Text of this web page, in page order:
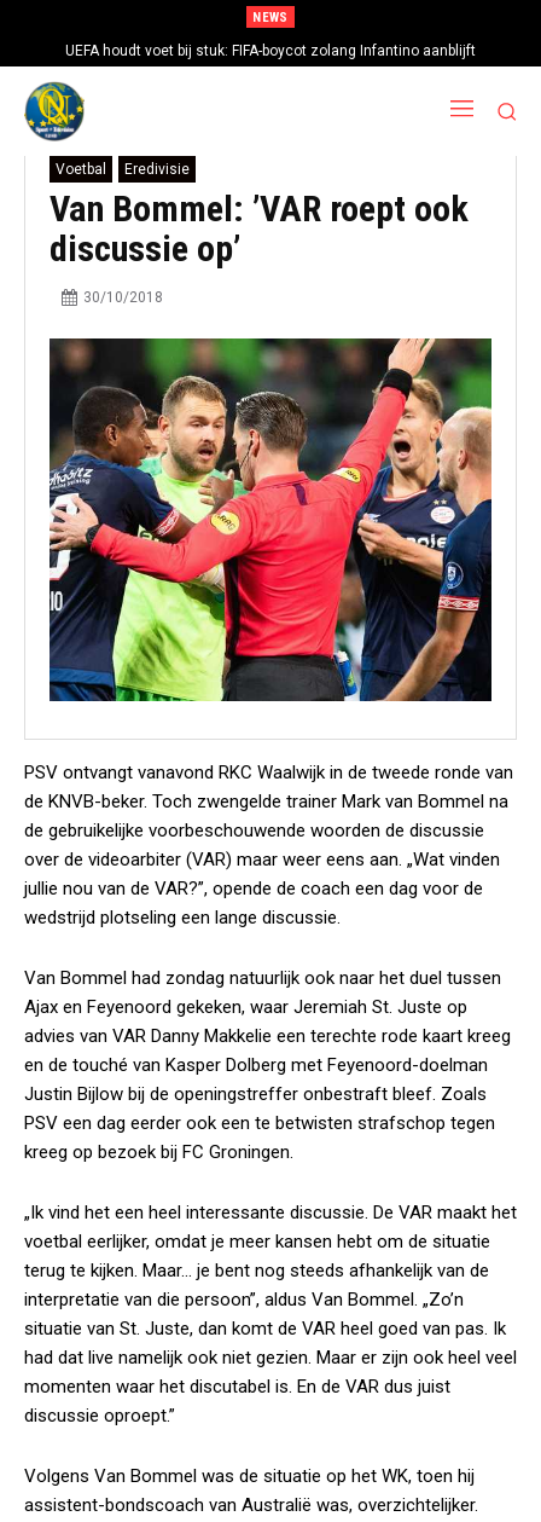
NEWS
UEFA houdt voet bij stuk: FIFA-boycot zolang Infantino aanblijft
Voetbal Eredivisie
Van Bommel: ’VAR roept ook
discussie op’
30/10/2018
PSV ontvangt vanavond RKC Waalwijk in de tweede ronde van
de KNVB-beker. Toch zwengelde trainer Mark van Bommel na
de gebruikelijke voorbeschouwende woorden de discussie
over de videoarbiter (VAR) maar weer eens aan. „Wat vinden
jullie nou van de VAR?”, opende de coach een dag voor de
wedstrijd plotseling een lange discussie.
Van Bommel had zondag natuurlijk ook naar het duel tussen
Ajax en Feyenoord gekeken, waar Jeremiah St. Juste op
advies van VAR Danny Makkelie een terechte rode kaart kreeg
en de touché van Kasper Dolberg met Feyenoord-doelman
Justin Bijlow bij de openingstreffer onbestraft bleef. Zoals
PSV een dag eerder ook een te betwisten strafschop tegen
kreeg op bezoek bij FC Groningen.
„Ik vind het een heel interessante discussie. De VAR maakt het
voetbal eerlijker, omdat je meer kansen hebt om de situatie
terug te kijken. Maar… je bent nog steeds afhankelijk van de
interpretatie van die persoon”, aldus Van Bommel. „Zo’n
situatie van St. Juste, dan komt de VAR heel goed van pas. Ik
had dat live namelijk ook niet gezien. Maar er zijn ook heel veel
momenten waar het discutabel is. En de VAR dus juist
discussie oproept.”
Volgens Van Bommel was de situatie op het WK, toen hij
assistent-bondscoach van Australië was, overzichtelijker.